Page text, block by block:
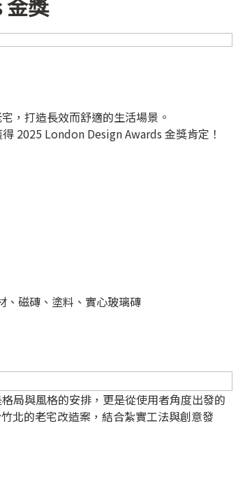
獎
，打造長效而舒適的生活場景。
2025 London Design Awards 金獎肯定！
、磁磚、塗料、實心玻璃磚
局與風格的安排，更是從使用者角度出發的
北的老宅改造案，結合紮實工法與創意發